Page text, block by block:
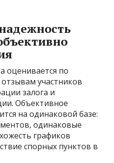
оценивается по
участников
залога и
Объективное
на одинаковой базе:
одинаковые
графиков
спорных пунктов в